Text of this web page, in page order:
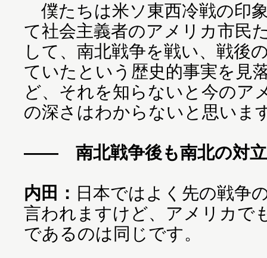
僕たちは米ソ東西冷戦の印
て社会主義者のアメリカ市民
して、南北戦争を戦い、戦後
ていたという歴史的事実を見
ど、それを知らないと今のア
の深さはわからないと思いま
―― 南北戦争後も南北の対立
内田： 日本ではよく先の戦争
言われますけど、アメリカで
であるのは同じです。